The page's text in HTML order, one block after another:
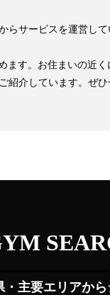
らサービスを運営して
ます。お住まいの近
紹介しています。ぜ
・主要エリアか